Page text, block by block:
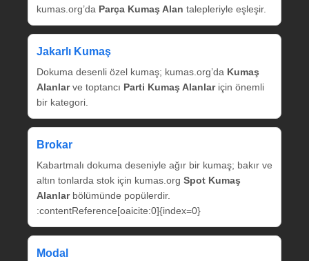
kumas.org’da Parça Kumaş Alan talepleriyle eşleşir.
Jakarlı Kumaş
Dokuma desenli özel kumaş; kumas.org’da Kumaş
Alanlarve toptancı Parti Kumaş Alanlariçin önemli
bir kategori.
Brokar
Kabartmalı dokuma deseniyle ağır bir kumaş; bakır ve
altın tonlarda stok için kumas.org Spot Kumaş
Alanlarbölümünde popülerdir.
:contentReference[oaicite:0]{index=0}
Modal